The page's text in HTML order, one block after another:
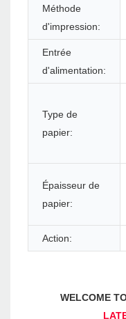
Méthode
d'impression:
Entrée
d'alimentation:
Type de
papier:
Épaisseur de
papier:
Action: